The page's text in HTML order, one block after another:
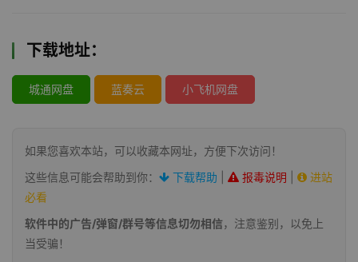
下载地址：
城通网盘 蓝奏云 小飞机网盘
如果您喜欢本站，可以收藏本网址，方便下次访问！
这些信息可能会帮助到你：
下载帮助 报毒说明
进站
必看
软件中的广告/弹窗/群号等信息切勿相信，注意鉴别，以免上
当受骗！